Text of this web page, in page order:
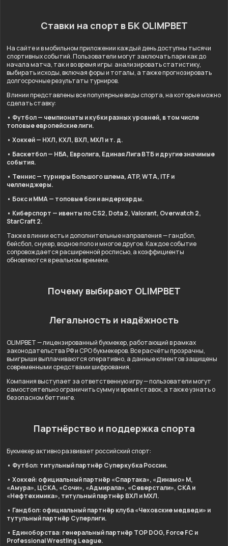
Ставки на спорт в БК OLIMPBET
На сайте и в мобильном приложении каждый день доступны тысячи
спортивных событий. Пользователи могут заключать пари как до
начала матча, так и во время игры: анализировать статистику,
выбирать исходы, включая форы и тоталы, а также прогнозировать
долгосрочные результаты турниров.
В линии представлены все популярные виды спорта, на которые можно
сделать ставку:
• Футбол — чемпионаты и кубки разных уровней, в том числе
топовые европейские лиги.
• Хоккей — НХЛ, КХЛ, ВХЛ, МХЛ и т. д.
• Баскетбол — НБА, Евролига, Единая Лига ВТБ и другие значимые
события.
• Теннис — турниры Большого шлема, ATP, WTA, ITF и
челленджеры.
• Бокс и ММА — топовые бои и андеркарды.
• Киберспорт — ивенты по CS2, Dota 2, Valorant, Overwatch 2,
StarCraft 2.
Также в линии есть и дополнительные направления — гандбол,
бейсбол, снукер, водное поло и многое другое. Каждое событие
сопровождается расширенной росписью, а коэффициенты
обновляются в реальном времени.
Почему выбирают OLIMPBET
Легальность и надёжность
OLIMPBET — лицензированный букмекер, работающий в рамках
законодательства РФ и СРО букмекеров. Все расчёты прозрачны,
выигрыши выплачиваются оперативно, а данные клиентов защищены
современными средствами шифрования.
Компания выступает за ответственную игру — пользователи могут
самостоятельно ограничить сумму и время ставок, а также узнать о
безопасном беттинге.
Партнёрство и поддержка спорта
Букмекер активно развивает российский спорт:
• Футбол: титульный партнёр Суперкубка России.
• Хоккей: официальный партнёр «Спартака», «Динамо» М,
«Амура», ЦСКА, «Сочи», «Адмирала», «Северстали», СКА и
«Нефтехимика», титульный партнёр ВХЛ и МХЛ.
• Гандбол: официальный партнёр клуба «Чеховские медведи» и
тутульный партнёр Суперлиги.
• Единоборства: генеральный партнёр TOP DOG, Force FC и
Professional Wrestling League.